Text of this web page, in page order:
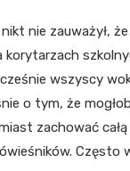
nie zauważył,
wszyscy
o tym, że
zachować
Często